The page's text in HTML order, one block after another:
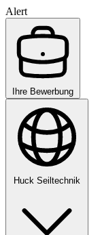
Alert
Ihre Bewerbung
Huck Seiltechnik